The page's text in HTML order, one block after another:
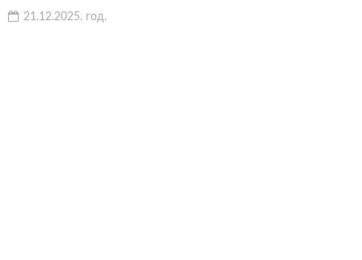
21.12.2025. год.